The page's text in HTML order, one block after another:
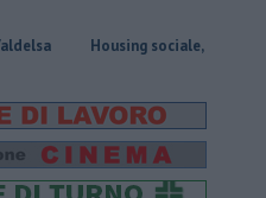
​Housing sociale, il Comune